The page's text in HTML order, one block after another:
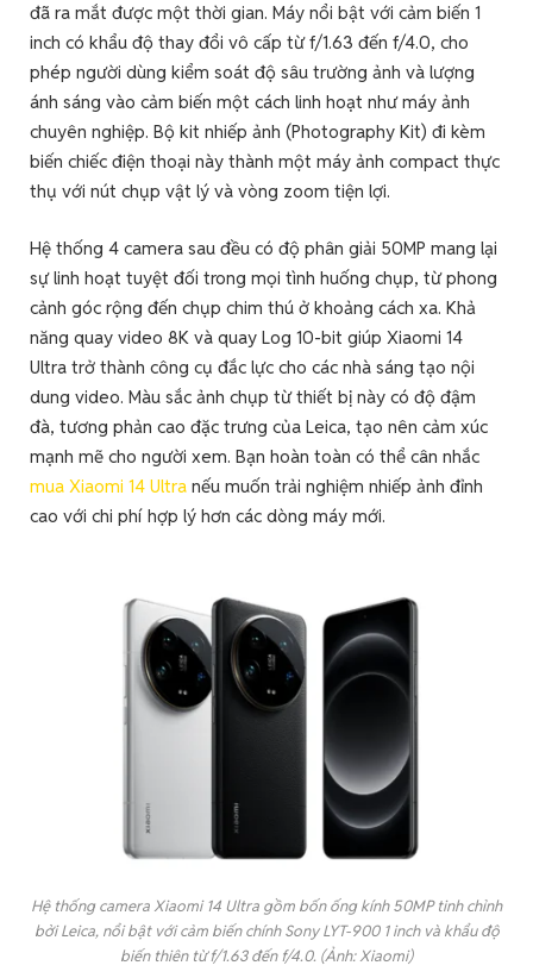
đã ra mắt được một thời gian. Máy nổi bật với cảm biến 1
inch có khẩu độ thay đổi vô cấp từ f/1.63 đến f/4.0, cho
phép người dùng kiểm soát độ sâu trường ảnh và lượng
ánh sáng vào cảm biến một cách linh hoạt như máy ảnh
chuyên nghiệp. Bộ kit nhiếp ảnh (Photography Kit) đi kèm
biến chiếc điện thoại này thành một máy ảnh compact thực
thụ với nút chụp vật lý và vòng zoom tiện lợi.
Hệ thống 4 camera sau đều có độ phân giải 50MP mang lại
sự linh hoạt tuyệt đối trong mọi tình huống chụp, từ phong
cảnh góc rộng đến chụp chim thú ở khoảng cách xa. Khả
năng quay video 8K và quay Log 10-bit giúp Xiaomi 14
Ultra trở thành công cụ đắc lực cho các nhà sáng tạo nội
dung video. Màu sắc ảnh chụp từ thiết bị này có độ đậm
đà, tương phản cao đặc trưng của Leica, tạo nên cảm xúc
mạnh mẽ cho người xem. Bạn hoàn toàn có thể cân nhắc
mua Xiaomi 14 Ultra nếu muốn trải nghiệm nhiếp ảnh đỉnh
cao với chi phí hợp lý hơn các dòng máy mới.
Hệ thống camera Xiaomi 14 Ultra gồm bốn ống kính 50MP tinh chỉnh
bởi Leica, nổi bật với cảm biến chính Sony LYT-900 1 inch và khẩu độ
biến thiên từ f/1.63 đến f/4.0. (Ảnh: Xiaomi)